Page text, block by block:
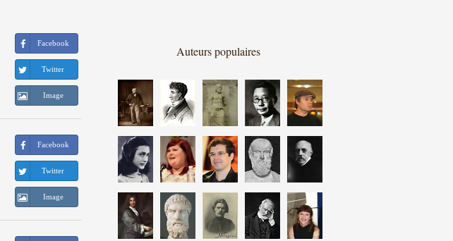
Facebook
Twitter
Image
Facebook
Twitter
Image
Auteurs populaires